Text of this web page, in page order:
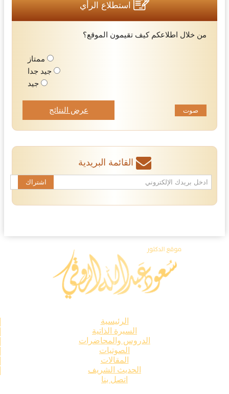
استطلاع الرأي
من خلال اطلاعكم كيف تقيمون الموقع؟
ممتاز
جيد جدا
جيد
عرض النتائج
القائمة البريدية
الرئيسية
السيرة الذاتية
الدروس والمحاضرات
الصوتيات
المقالات
الحديث الشريف
اتصل بنا